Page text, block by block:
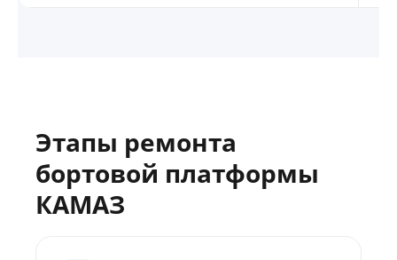
Этапы ремонта
бортовой платформы
КАМАЗ